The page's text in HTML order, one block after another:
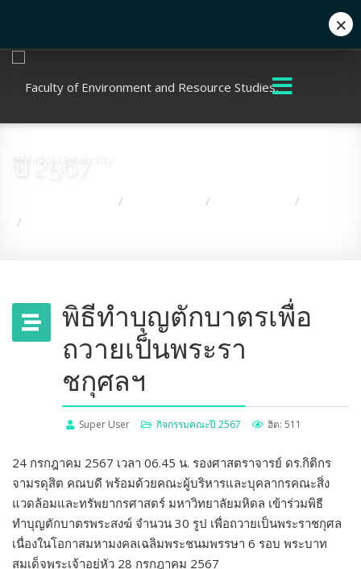
ปี 2567
/ / /
/
พิธีทำบุญตักบาตรเพื่อ
ถวายเป็นพระรา
ชกุศลฯ
Super User กิจกรรมคณะปี 2567 ฮิต: 511
24 กรกฎาคม 2567 เวลา 06.45 น. รองศาสตราจารย์ ดร.กิติกร
จามรดุสิต คณบดี พร้อมด้วยคณะผู้บริหารและบุคลากรคณะสิ่ง
แวดล้อมและทรัพยากรศาสตร์ มหาวิทยาลัยมหิดล เข้าร่วมพิธี
ทำบุญตักบาตรพระสงฆ์ จำนวน 30 รูป เพื่อถวายเป็นพระราชกุศล
เนื่องในโอกาสมหามงคลเฉลิมพระชนมพรรษา 6 รอบ พระบาท
สมเด็จพระเจ้าอยู่หัว 28 กรกฎาคม 2567
×